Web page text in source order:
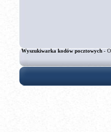
Wyszukiwarka kodów pocztowych-